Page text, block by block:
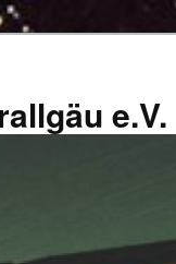
e.V.